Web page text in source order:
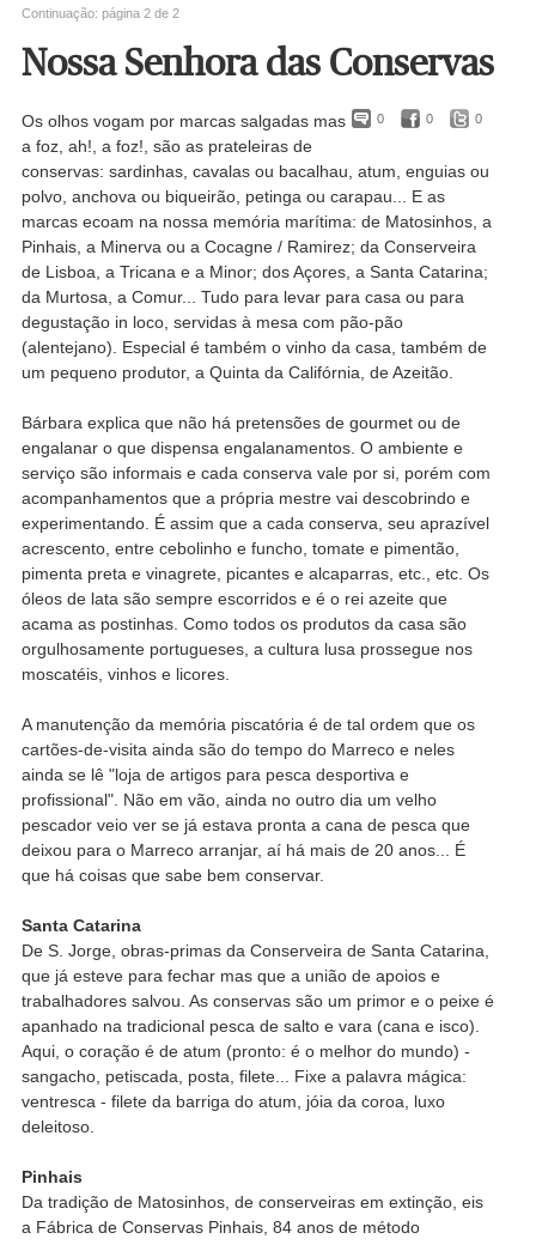
Continuação: página 2 de 2
Nossa Senhora das Conservas
0 0 0
Os olhos vogam por marcas salgadas mas
a foz, ah!, a foz!, são as prateleiras de
conservas: sardinhas, cavalas ou bacalhau, atum, enguias ou
polvo, anchova ou biqueirão, petinga ou carapau... E as
marcas ecoam na nossa memória marítima: de Matosinhos, a
Pinhais, a Minerva ou a Cocagne / Ramirez; da Conserveira
de Lisboa, a Tricana e a Minor; dos Açores, a Santa Catarina;
da Murtosa, a Comur... Tudo para levar para casa ou para
degustação in loco, servidas à mesa com pão-pão
(alentejano). Especial é também o vinho da casa, também de
um pequeno produtor, a Quinta da Califórnia, de Azeitão.
Bárbara explica que não há pretensões de gourmet ou de
engalanar o que dispensa engalanamentos. O ambiente e
serviço são informais e cada conserva vale por si, porém com
acompanhamentos que a própria mestre vai descobrindo e
experimentando. É assim que a cada conserva, seu aprazível
acrescento, entre cebolinho e funcho, tomate e pimentão,
pimenta preta e vinagrete, picantes e alcaparras, etc., etc. Os
óleos de lata são sempre escorridos e é o rei azeite que
acama as postinhas. Como todos os produtos da casa são
orgulhosamente portugueses, a cultura lusa prossegue nos
moscatéis, vinhos e licores.
A manutenção da memória piscatória é de tal ordem que os
cartões-de-visita ainda são do tempo do Marreco e neles
ainda se lê "loja de artigos para pesca desportiva e
profissional". Não em vão, ainda no outro dia um velho
pescador veio ver se já estava pronta a cana de pesca que
deixou para o Marreco arranjar, aí há mais de 20 anos... É
que há coisas que sabe bem conservar.
Santa Catarina
De S. Jorge, obras-primas da Conserveira de Santa Catarina,
que já esteve para fechar mas que a união de apoios e
trabalhadores salvou. As conservas são um primor e o peixe é
apanhado na tradicional pesca de salto e vara (cana e isco).
Aqui, o coração é de atum (pronto: é o melhor do mundo) -
sangacho, petiscada, posta, filete... Fixe a palavra mágica:
ventresca - filete da barriga do atum, jóia da coroa, luxo
deleitoso.
Pinhais
Da tradição de Matosinhos, de conserveiras em extinção, eis
a Fábrica de Conservas Pinhais, 84 anos de método